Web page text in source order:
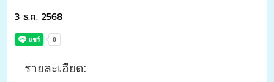
3 ธ.ค. 2568
รายละเอียด: